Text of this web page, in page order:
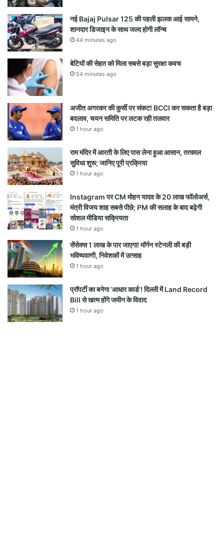
नई Bajaj Pulsar 125 की पहली झलक आई सामने,
शानदार डिजाइन के साथ जल्द होगी लॉन्च
44 minutes ago
बेटियों की सेहत को मिला सबसे बड़ा सुरक्षा कवच
54 minutes ago
अजीत अगरकर की कुर्सी पर संकट! BCCI कर सकता है बड़ा
बदलाव, चयन समिति पर लटक रही तलवार
1 hour ago
राम मंदिर में आरती के लिए पास लेना हुआ आसान, तत्काल
सुविधा शुरू; जानिए पूरी प्रक्रिया
1 hour ago
Instagram पर CM मोहन यादव के 20 लाख फॉलोअर्स,
मंत्री विजय शाह सबसे पीछे; PM की सलाह के बाद बढ़ेगी
सोशल मीडिया सक्रियता
1 hour ago
सेंसेक्स 1 लाख के पार जाएगा! मॉर्गन स्टेनली की बड़ी
भविष्यवाणी, निवेशकों में उत्साह
1 hour ago
प्रॉपर्टी का बनेगा ‘आधार कार्ड’! दिल्ली में Land Record
Bill से खत्म होंगे जमीन के विवाद
1 hour ago